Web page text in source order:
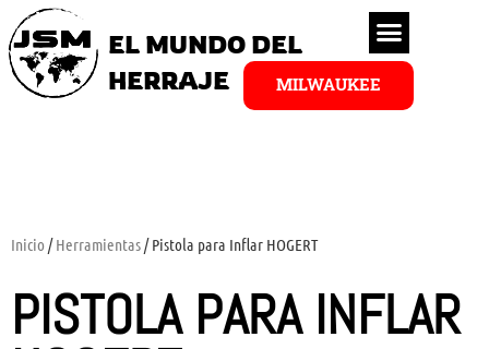
EL MUNDO DEL
HERRAJE
MILWAUKEE
Inicio /Herramientas/ Pistola para Inflar HOGERT
PISTOLA PARA INFLAR